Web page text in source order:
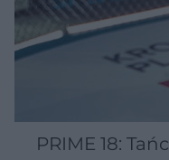
PRIME 18: